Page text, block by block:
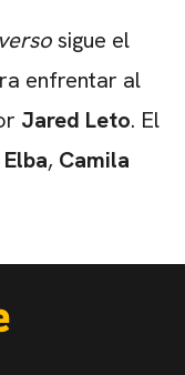
sigue el
enfrentar al
Jared Leto. El
, Camila